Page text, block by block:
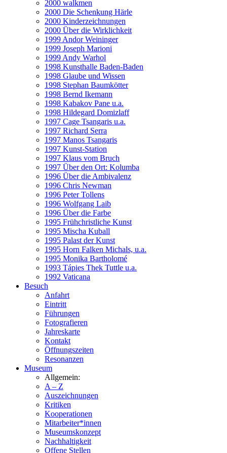
2000 walkmen
2000 Die Schenkung Härle
2000 Kinderzeichnungen
2000 Über die Wirklichkeit
1999 Andor Weininger
1999 Joseph Marioni
1999 Andy Warhol
1998 Kunsthalle Baden-Baden
1998 Glaube und Wissen
1998 Stephan Baumkötter
1998 Bernd Ikemann
1998 Kabakov Pane u.a.
1998 Hildegard Domizlaff
1997 Cage Tsangaris u.a.
1997 Richard Serra
1997 Manos Tsangaris
1997 Kunst-Station
1997 Klaus vom Bruch
1997 Über den Ort: Kolumba
1996 Über die Ambivalenz
1996 Chris Newman
1996 Peter Tollens
1996 Wolfgang Laib
1996 Über die Farbe
1995 Frühchristliche Kunst
1995 Mischa Kuball
1995 Palast der Kunst
1995 Horn Falken Michals, u.a.
1995 Monika Bartholomé
1993 Tápies Thek Tuttle u.a.
1992 Vaticana
Besuch
Anfahrt
Eintritt
Führungen
Fotografieren
Jahreskarte
Kontakt
Öffnungszeiten
Resonanzen
Museum
Allgemein:
A – Z
Auszeichnungen
Kritiken
Kooperationen
Mitarbeiter*innen
Museumskonzept
Nachhaltigkeit
Offene Stellen